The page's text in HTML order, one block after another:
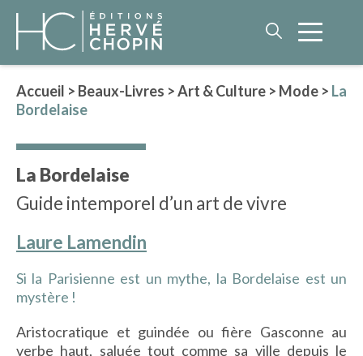
ROMAN HISTORIQUE
POLAR
LITTÉRATURE GÉNÉRALE
PHILOSOPHIE
BEAUX-LIVRES
Accueil > Beaux-Livres >Art & Culture > Mode > La
Bordelaise
La Bordelaise
Guide intemporel d’un art de vivre
Laure Lamendin
Si la Parisienne est un mythe, la Bordelaise est un
mystère !
Aristocratique et guindée ou fière Gasconne au
verbe haut, saluée tout comme sa ville depuis le